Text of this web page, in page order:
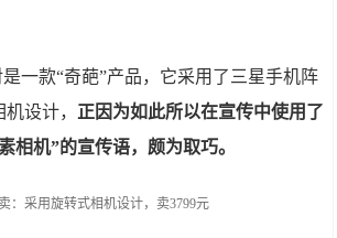
是一款“奇葩”产品，它采用了三星手机阵
设计， 正因为如此所以在宣传中使用了
相机”的宣传语，颇为取巧。